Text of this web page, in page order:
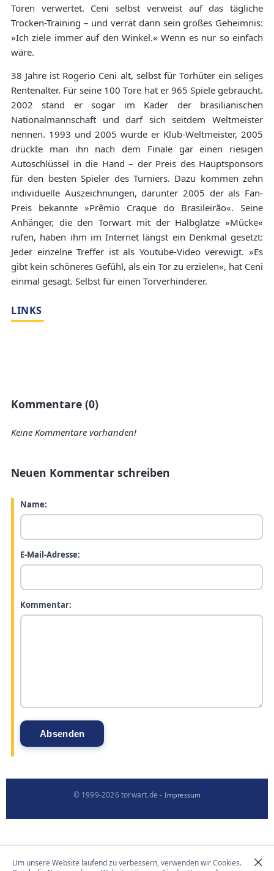
Toren verwertet. Ceni selbst verweist auf das tägliche
Trocken-Training – und verrät dann sein großes Geheimnis:
»Ich ziele immer auf den Winkel.« Wenn es nur so einfach
wäre.
38 Jahre ist Rogerio Ceni alt, selbst für Torhüter ein seliges
Rentenalter. Für seine 100 Tore hat er 965 Spiele gebraucht.
2002 stand er sogar im Kader der brasilianischen
Nationalmannschaft und darf sich seitdem Weltmeister
nennen. 1993 und 2005 wurde er Klub-Weltmeister, 2005
drückte man ihn nach dem Finale gar einen riesigen
Autoschlüssel in die Hand – der Preis des Hauptsponsors
für den besten Spieler des Turniers. Dazu kommen zehn
individuelle Auszeichnungen, darunter 2005 der als Fan-
Preis bekannte »Prêmio Craque do Brasileirão«. Seine
Anhänger, die den Torwart mit der Halbglatze »Mücke«
rufen, haben ihm im Internet längst ein Denkmal gesetzt:
Jeder einzelne Treffer ist als Youtube-Video verewigt. »Es
gibt kein schöneres Gefühl, als ein Tor zu erzielen«, hat Ceni
einmal gesagt. Selbst für einen Torverhinderer.
LINKS
Kommentare (0)
Keine Kommentare vorhanden!
Neuen Kommentar schreiben
Name:
E-Mail-Adresse:
Kommentar:
© 1999-2026 torwart.de - Impressum
Um unsere Website laufend zu verbessern, verwenden wir Cookies.